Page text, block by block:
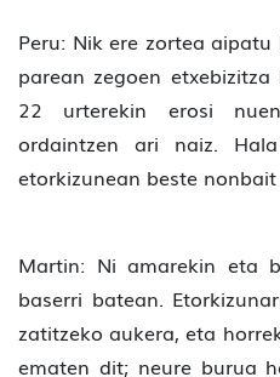
Peru: Nik ere zortea
parean zegoen
22 urterekin erosi
ordaintzen ari naiz.
etorkizunean beste
Martin: Ni amarekin eta
baserri batean.
zatitzeko aukera, eta
ematen dit; neure burua